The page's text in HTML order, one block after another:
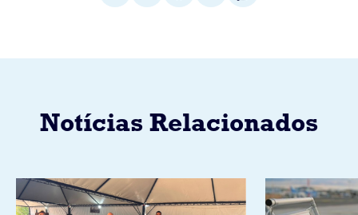
Notícias Relacionados